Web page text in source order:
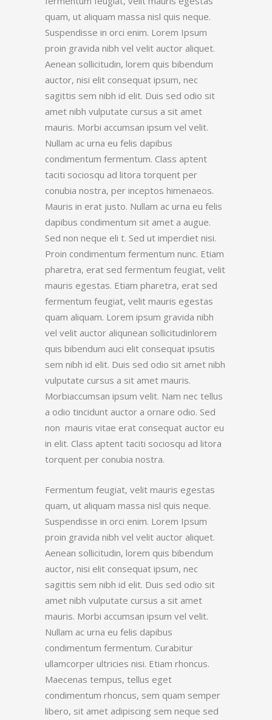
quam, ut aliquam massa nisl quis neque.
Suspendisse in orci enim. Lorem Ipsum
proin gravida nibh vel velit auctor aliquet.
Aenean sollicitudin, lorem quis bibendum
auctor, nisi elit consequat ipsum, nec
sagittis sem nibh id elit. Duis sed odio sit
amet nibh vulputate cursus a sit amet
mauris. Morbi accumsan ipsum vel velit.
Nullam ac urna eu felis dapibus
condimentum fermentum. Class aptent
taciti sociosqu ad litora torquent per
conubia nostra, per inceptos himenaeos.
Mauris in erat justo. Nullam ac urna eu felis
dapibus condimentum sit amet a augue.
Sed non neque eli t. Sed ut imperdiet nisi.
Proin condimentum fermentum nunc. Etiam
pharetra, erat sed fermentum feugiat, velit
mauris egestas. Etiam pharetra, erat sed
fermentum feugiat, velit mauris egestas
quam aliquam. Lorem ipsum gravida nibh
vel velit auctor aliqunean sollicitudinlorem
quis bibendum auci elit consequat ipsutis
sem nibh id elit. Duis sed odio sit amet nibh
vulputate cursus a sit amet mauris.
Morbiaccumsan ipsum velit. Nam nec tellus
a odio tincidunt auctor a ornare odio. Sed
non mauris vitae erat consequat auctor eu
in elit. Class aptent taciti sociosqu ad litora
torquent per conubia nostra.
Fermentum feugiat, velit mauris egestas
quam, ut aliquam massa nisl quis neque.
Suspendisse in orci enim. Lorem Ipsum
proin gravida nibh vel velit auctor aliquet.
Aenean sollicitudin, lorem quis bibendum
auctor, nisi elit consequat ipsum, nec
sagittis sem nibh id elit. Duis sed odio sit
amet nibh vulputate cursus a sit amet
mauris. Morbi accumsan ipsum vel velit.
Nullam ac urna eu felis dapibus
condimentum fermentum. Curabitur
ullamcorper ultricies nisi. Etiam rhoncus.
Maecenas tempus, tellus eget
condimentum rhoncus, sem quam semper
libero, sit amet adipiscing sem neque sed